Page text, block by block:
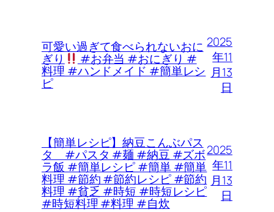
可愛い過ぎて食べられないおに
ぎり #お弁当 #おにぎり #
料理 #ハンドメイド #簡単レシ
ピ
2025
年11
月13
日
【簡単レシピ】納豆こんぶパス
タ #パスタ #麺 #納豆 #ズボ
ラ飯 #簡単レシピ #簡単 #簡単
料理 #節約 #節約レシピ #節約
料理 #貧乏 #時短 #時短レシピ
#時短料理 #料理 #自炊
2025
年11
月13
日